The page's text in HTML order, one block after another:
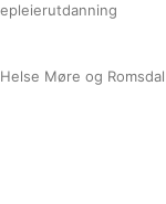
Møre og Romsdal